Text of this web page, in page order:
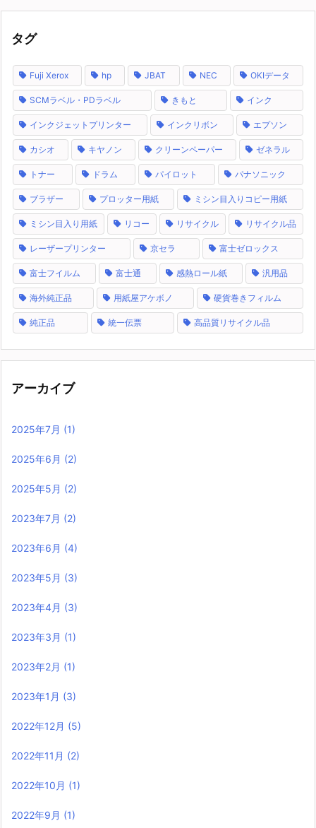
タグ
Fuji Xerox hp JBAT NEC OKIデータ
SCMラベル・PDラベル きもと インク
インクジェットプリンター インクリボン エプソン
カシオ キヤノン クリーンペーパー ゼネラル
トナー ドラム パイロット パナソニック
ブラザー プロッター用紙 ミシン目入りコピー用紙
ミシン目入り用紙 リコー リサイクル リサイクル品
レーザープリンター 京セラ 富士ゼロックス
富士フイルム 富士通 感熱ロール紙 汎用品
海外純正品 用紙屋アケボノ 硬貨巻きフィルム
純正品 統一伝票 高品質リサイクル品
アーカイブ
2025年7月 (1)
2025年6月 (2)
2025年5月 (2)
2023年7月 (2)
2023年6月 (4)
2023年5月 (3)
2023年4月 (3)
2023年3月 (1)
2023年2月 (1)
2023年1月 (3)
2022年12月 (5)
2022年11月 (2)
2022年10月 (1)
2022年9月 (1)